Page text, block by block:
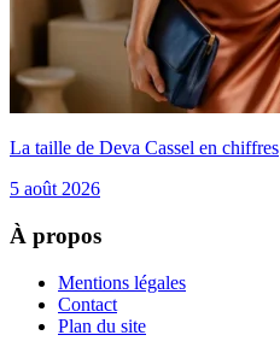
La taille de Deva Cassel en chiffres
5 août 2026
À propos
Mentions légales
Contact
Plan du site